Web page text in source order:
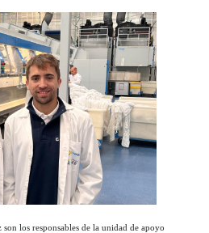
los responsables de la unidad de apoyo